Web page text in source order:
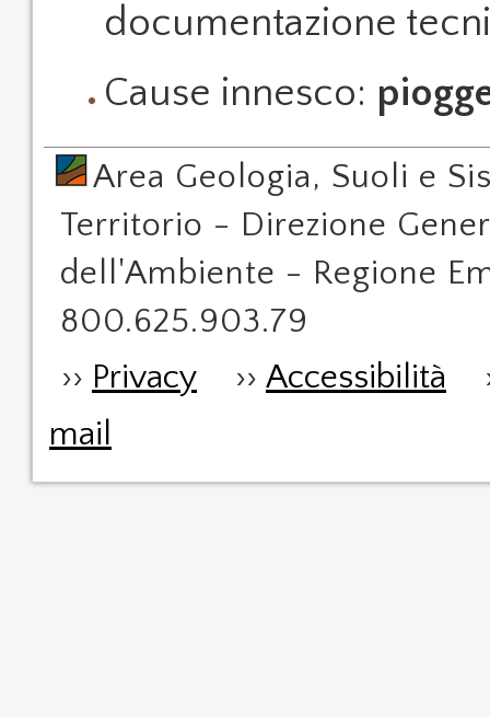
documentazione
Cause innesco:
Area Geologia, Suoli e
Territorio - Direzione
dell'Ambiente - Regione
800.625.903.79
›› Privacy ›› Accessibilità
mail